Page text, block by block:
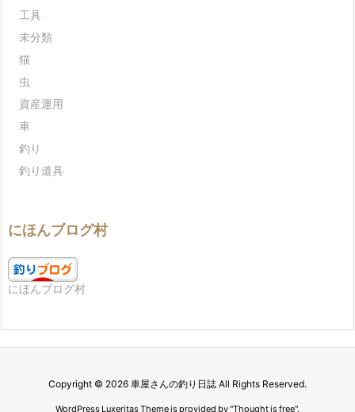
工具
未分類
猫
虫
資産運用
車
釣り
釣り道具
にほんブログ村
にほんブログ村
Copyright © 2026 車屋さんの釣り日誌 All Rights Reserved.
WordPress Luxeritas Theme is provided by "Thought is free".